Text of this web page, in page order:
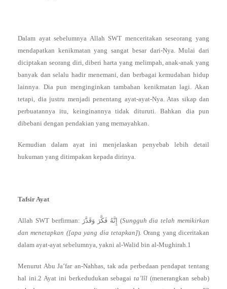
Dalam ayat sebelumnya Allah SWT menceritakan seseorang yang
mendapatkan kenikmatan yang sangat besar dari-Nya. Mulai dari
diciptakan seorang diri, diberi harta yang melimpah, anak-anak yang
banyak dan selalu hadir menemani, dan berbagai kemudahan hidup
lainnya. Dia pun menginginkan tambahan kenikmatan lagi. Akan
tetapi, dia justru menjadi penentang ayat-ayat-Nya. Atas sikap dan
perbuatannya itu, keinginannya tidak dituruti. Bahkan dia pun
dibebani dengan pendakian yang memayahkan.
Kemudian dalam ayat ini menjelaskan penyebab lebih detail
hukuman yang ditimpakan kepada dirinya.
Tafsir Ayat
Allah SWT berfirman: إِنَّهُ فَكَّرَ وَقَدَّرَ (Sungguh dia telah memikirkan
dan menetapkan ([apa yang dia tetapkan]). Orang yang diceritakan
dalam ayat-ayat sebelumnya, yakni al-Walid bin al-Mughirah.1
Menurut Abu Ja’far an-Nahhas, tak ada perbedaan pendapat tentang
hal ini.2 Ayat ini berkedudukan sebagaita’lîl(menerangkan sebab)